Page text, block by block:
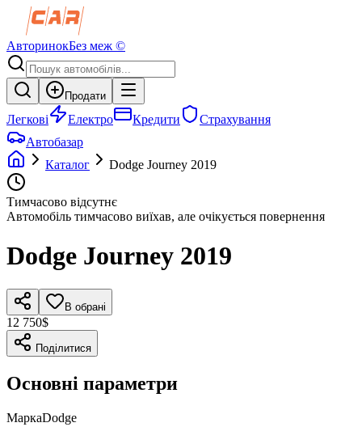
АвторинокБез меж ©
Продати
Легкові Електро Кредити
Страхування
Автобазар
Каталог
Dodge Journey 2019
Тимчасово відсутнє
Автомобіль тимчасово виїхав, але очікується повернення
Dodge Journey 2019
В обрані
12 750$
Поділитися
Основні параметри
МаркаDodge